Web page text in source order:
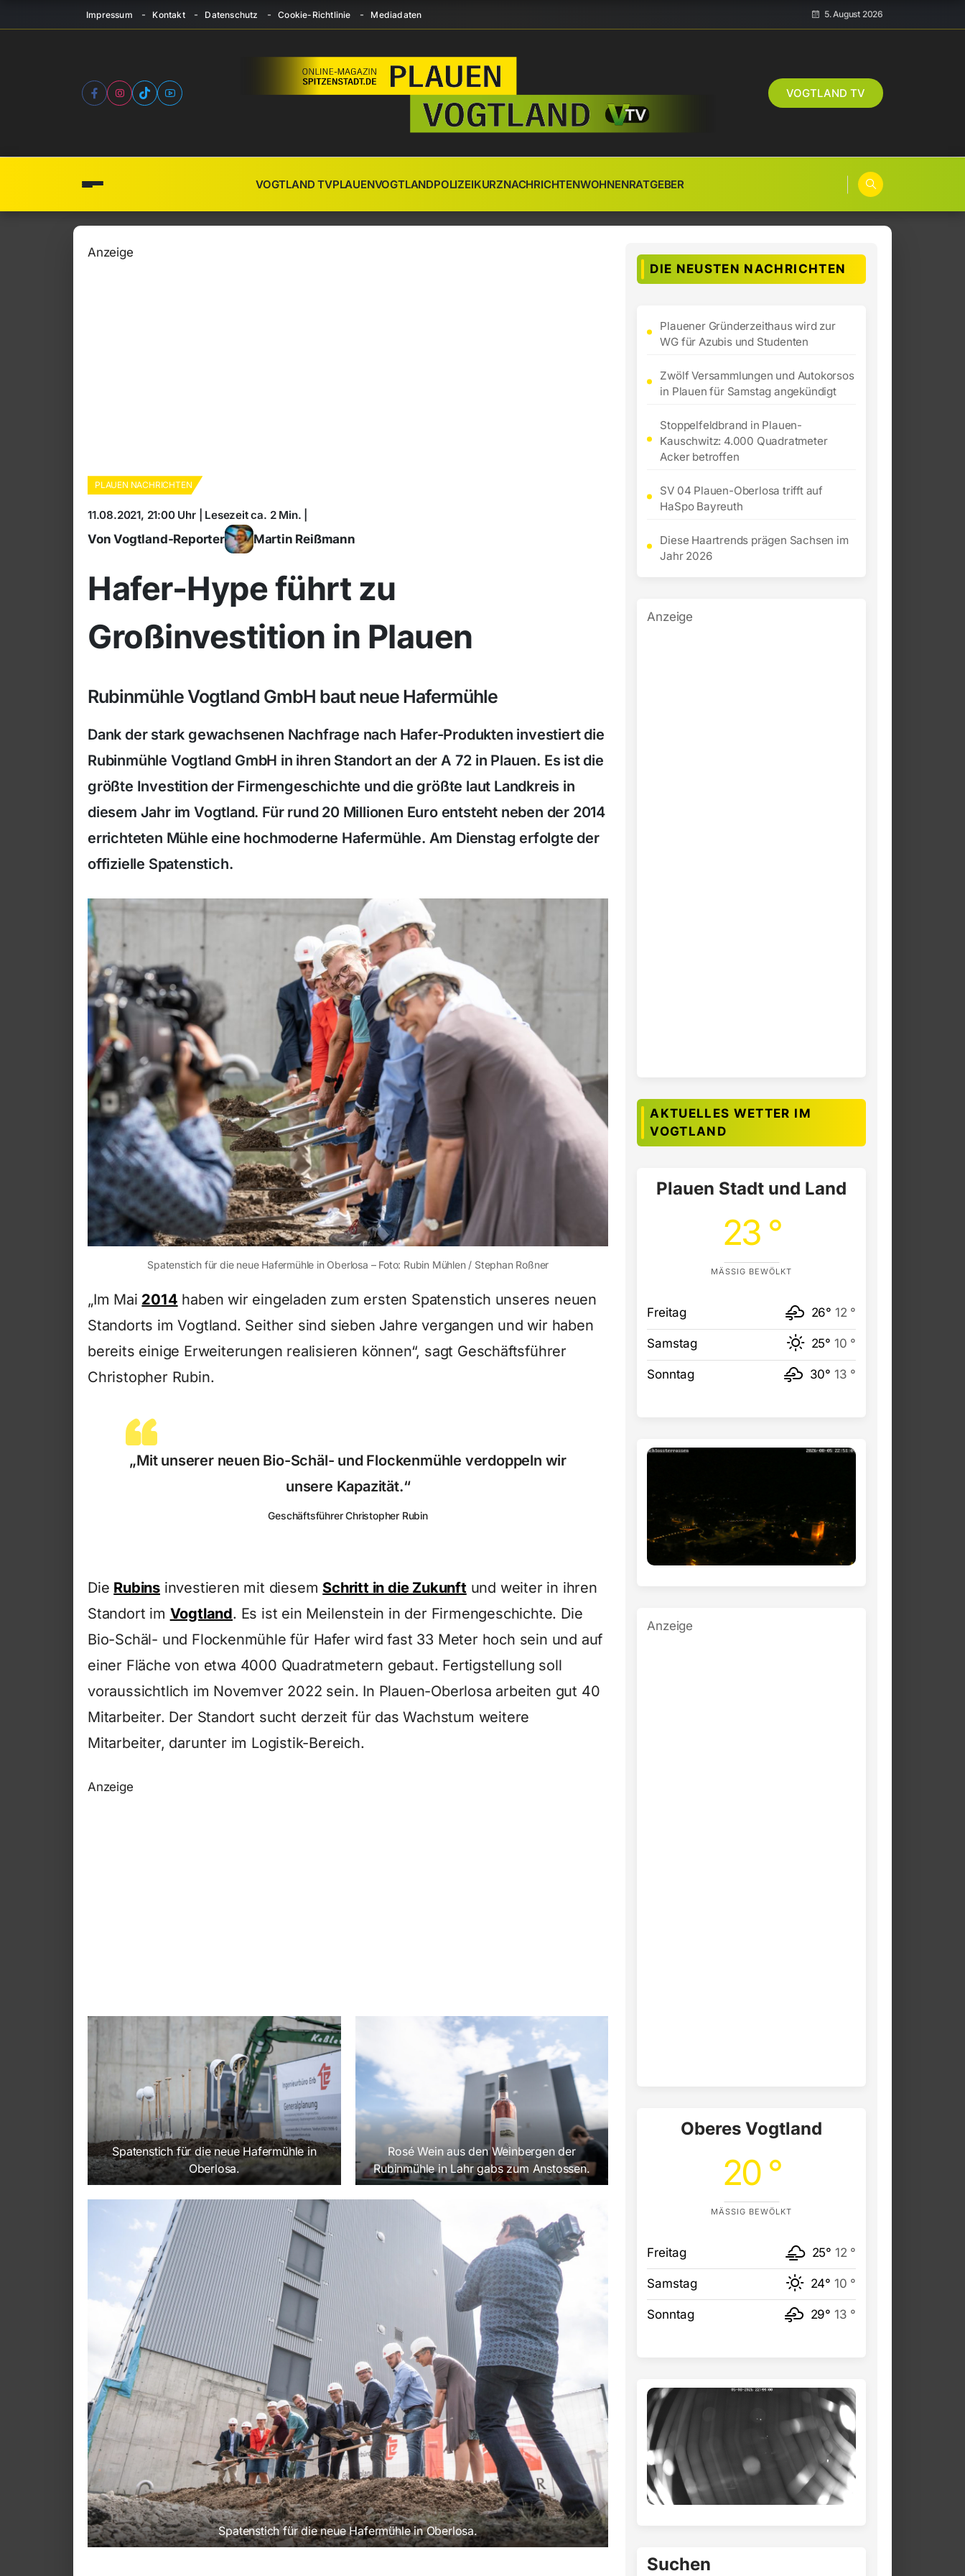
Impressum Kontakt Datenschutz Cookie-Richtlinie Mediadaten 5. August 2026
VOGTLAND TV
VOGTLAND TVPLAUENVOGTLANDPOLIZEIKURZNACHRICHTENWOHNENRATGEBER
Anzeige
PLAUEN NACHRICHTEN
11.08.2021, 21:00 Uhr | Lesezeit ca. 2 Min. |
Von Vogtland-Reporter Martin Reißmann
Hafer-Hype führt zu
Großinvestition in Plauen
Rubinmühle Vogtland GmbH baut neue Hafermühle
Dank der stark gewachsenen Nachfrage nach Hafer-Produkten investiert die
Rubinmühle Vogtland GmbH in ihren Standort an der A 72 in Plauen. Es ist die
größte Investition der Firmengeschichte und die größte laut Landkreis in
diesem Jahr im Vogtland. Für rund 20 Millionen Euro entsteht neben der 2014
errichteten Mühle eine hochmoderne Hafermühle. Am Dienstag erfolgte der
offizielle Spatenstich.
Spatenstich für die neue Hafermühle in Oberlosa – Foto: Rubin Mühlen / Stephan Roßner
„Im Mai 2014 haben wir eingeladen zum ersten Spatenstich unseres neuen
Standorts im Vogtland. Seither sind sieben Jahre vergangen und wir haben
bereits einige Erweiterungen realisieren können“, sagt Geschäftsführer
Christopher Rubin.
„Mit unserer neuen Bio-Schäl- und Flockenmühle verdoppeln wir
unsere Kapazität.“
Geschäftsführer Christopher Rubin
Die Rubins investieren mit diesem Schritt in die Zukunftund weiter in ihren
Standort im Vogtland. Es ist ein Meilenstein in der Firmengeschichte. Die
Bio-Schäl- und Flockenmühle für Hafer wird fast 33 Meter hoch sein und auf
einer Fläche von etwa 4000 Quadratmetern gebaut. Fertigstellung soll
voraussichtlich im Novemver 2022 sein. In Plauen-Oberlosa arbeiten gut 40
Mitarbeiter. Der Standort sucht derzeit für das Wachstum weitere
Mitarbeiter, darunter im Logistik-Bereich.
Anzeige
Spatenstich für die neue Hafermühle in
Oberlosa.
Rosé Wein aus den Weinbergen der
Rubinmühle in Lahr gabs zum Anstossen.
Spatenstich für die neue Hafermühle in Oberlosa.
DIE NEUSTEN NACHRICHTEN
Plauener Gründerzeithaus wird zur
WG für Azubis und Studenten
Zwölf Versammlungen und Autokorsos
in Plauen für Samstag angekündigt
Stoppelfeldbrand in Plauen-
Kauschwitz: 4.000 Quadratmeter
Acker betroffen
SV 04 Plauen-Oberlosa trifft auf
HaSpo Bayreuth
Diese Haartrends prägen Sachsen im
Jahr 2026
Anzeige
AKTUELLES WETTER IM
VOGTLAND
Plauen Stadt und Land
23 °
MÄSSIG BEWÖLKT
Freitag 26° 12 °
Samstag 25° 10 °
Sonntag 30° 13 °
Anzeige
Oberes Vogtland
20 °
MÄSSIG BEWÖLKT
Freitag 25° 12 °
Samstag 24° 10 °
Sonntag 29° 13 °
Suchen